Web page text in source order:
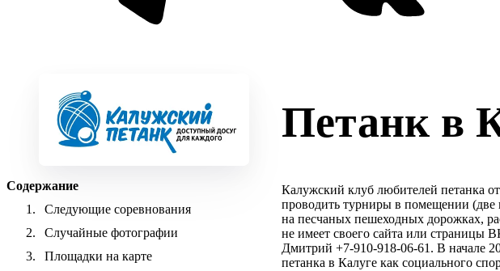
Содержание
Следующие соревнования
Случайные фотографии
Площадки на карте
Петанк в
Калужский клуб любителей петанка
проводить турниры в помещении (две
на песчаных пешеходных дорожках,
не имеет своего сайта или страницы
Дмитрий +7-910-918-06-61. В начале
петанка в Калуге как социального